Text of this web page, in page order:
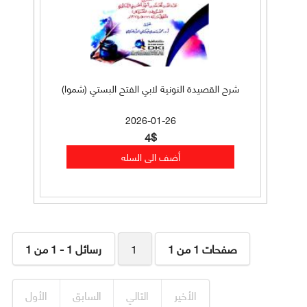
شرح القصيدة النونية لابي الفتح البستي (شموا)
2026-01-26
4$
رسائل 1 - 1 من 1 1 صفحات 1 من 1
الأول السابق التالي الأخير